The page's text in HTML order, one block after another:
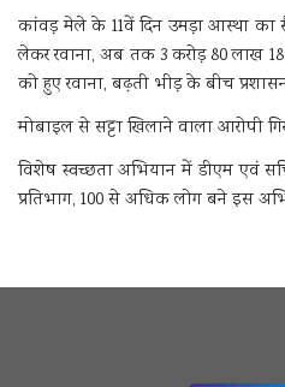
कांवड़ मेले के 11वें दिन उमड़ा आस्था का
लेकर रवाना, अब तक 3 करोड़ 80 लाख 18
को हुए रवाना, बढ़ती भीड़ के बीच
मोबाइल से सट्टा खिलाने वाला आरोपी
विशेष स्वच्छता अभियान में डीएम एवं
प्रतिभाग, 100 से अधिक लोग बने इस